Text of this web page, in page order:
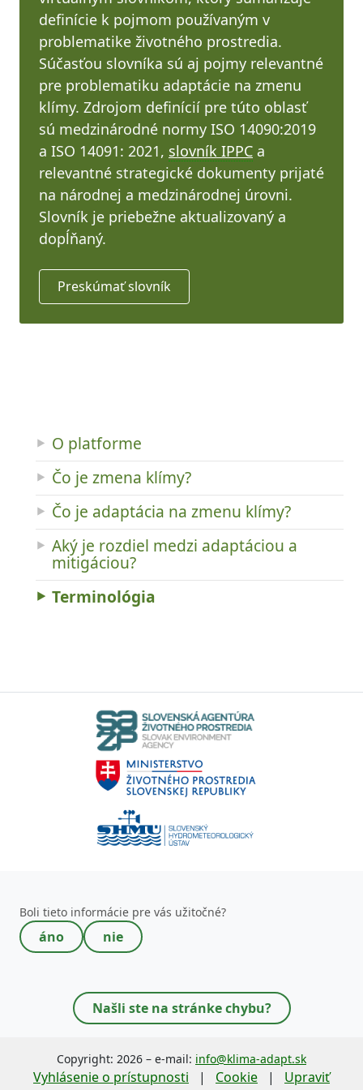
definície k pojmom používaným v
problematike životného prostredia.
Súčasťou slovníka sú aj pojmy relevantné
pre problematiku adaptácie na zmenu
klímy. Zdrojom definícií pre túto oblasť
sú medzinárodné normy ISO 14090:2019
a ISO 14091: 2021, slovník IPPC a
relevantné strategické dokumenty prijaté
na národnej a medzinárodnej úrovni.
Slovník je priebežne aktualizovaný a
dopĺňaný.
Preskúmať slovník
O platforme
Čo je zmena klímy?
Čo je adaptácia na zmenu klímy?
Aký je rozdiel medzi adaptáciou a
mitigáciou?
Terminológia
Boli tieto informácie pre vás užitočné?
áno nie
Toto pole nevypĺňajte!
Našli ste na stránke chybu?
Copyright: 2026 – e-mail: info@klima-adapt.sk
Vyhlásenie o prístupnosti | Cookie | Upraviť